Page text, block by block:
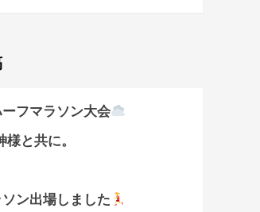
フマラソン大会
と共に。
ン出場しました